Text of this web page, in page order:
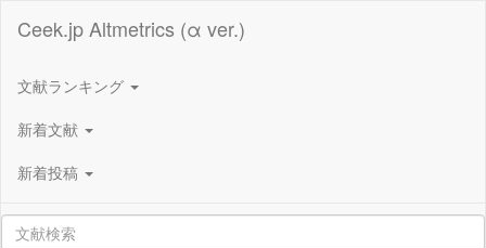
Ceek.jp Altmetrics (α ver.)
文献ランキング
新着文献
新着投稿